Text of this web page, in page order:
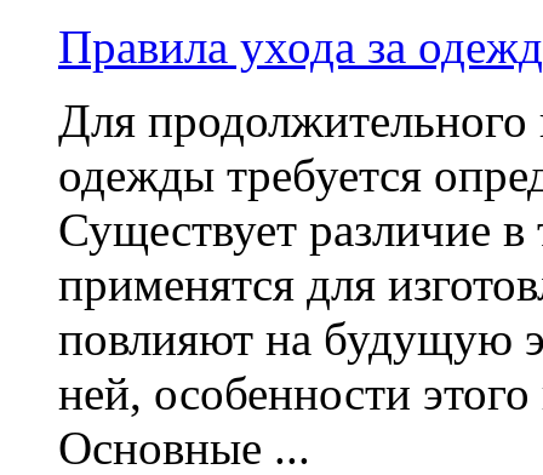
Правила ухода за
Для продолжительного
одежды требуется
Существует различие
применятся для
повлияют на будущую
ней, особенности
Основные ...